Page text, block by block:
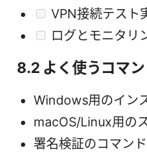
VPN接続テスト
ログとモニタリ
8.2 よく使うコマン
Windows用のイン
macOS/Linux用の
署名検証のコマン